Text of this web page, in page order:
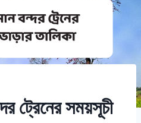
ট্রেনের সময়সূচী